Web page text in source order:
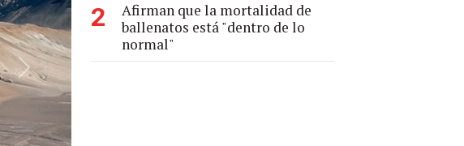
Siguiente
2
Afirman que la mortalidad de
ballenatos está "dentro de lo
normal"